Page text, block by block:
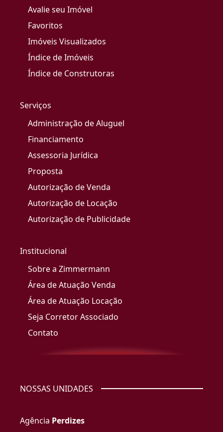
Avalie seu Imóvel
Favoritos
Imóveis Visualizados
Índice de Imóveis
Índice de Construtoras
Serviços
Administração de Aluguel
Financiamento
Assessoria Jurídica
Proposta
Autorização de Venda
Autorização de Locação
Autorização de Publicidade
Institucional
Sobre a Zimmermann
Área de Atuação Venda
Área de Atuação Locação
Seja Corretor Associado
Contato
NOSSAS UNIDADES
Agência Perdizes